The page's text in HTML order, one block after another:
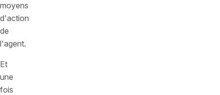
moyens
d'action
de
l'agent.
Et
une
fois